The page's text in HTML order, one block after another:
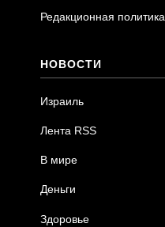
Редакционная политика
НОВОСТИ
Израиль
Лента RSS
В мире
Деньги
Здоровье